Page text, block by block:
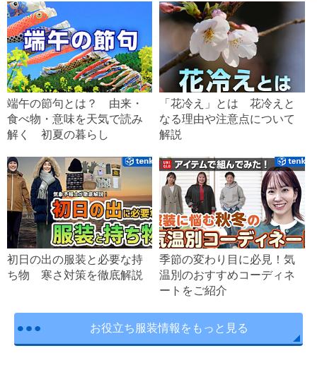
端午の節句とは？ 由来・
食べ物・意味を天気で読み
解く 初夏の暮らし
「花冷え」とは 花冷えと
なる理由や注意点について
解説
初日の出の服装と必要な持
ち物 寒さ対策を徹底解説
季節の変わり目に必見！気
温別のおすすめコーディネ
ートをご紹介
お役立ち服装情報をもっと見る